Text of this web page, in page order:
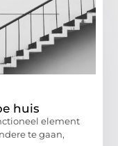
huis
element
te gaan,